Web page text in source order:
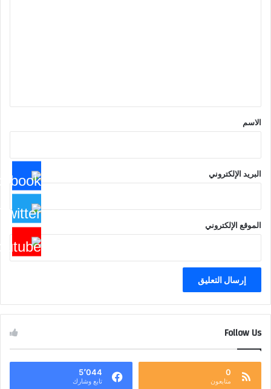
*
الاسم
البريد الإلكتروني
الموقع الإلكتروني
Follow Us
0
متابعون
5٬044
تابع وشارك